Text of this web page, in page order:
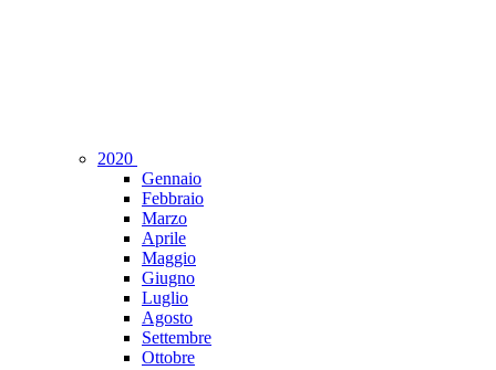
2020
Gennaio
Febbraio
Marzo
Aprile
Maggio
Giugno
Luglio
Agosto
Settembre
Ottobre